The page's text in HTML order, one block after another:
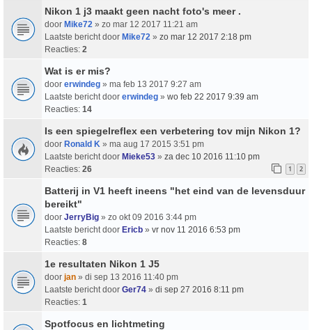
Nikon 1 j3 maakt geen nacht foto's meer .
door Mike72 » zo mar 12 2017 11:21 am
Laatste bericht door Mike72 » zo mar 12 2017 2:18 pm
Reacties: 2
Wat is er mis?
door erwindeg » ma feb 13 2017 9:27 am
Laatste bericht door erwindeg » wo feb 22 2017 9:39 am
Reacties: 14
Is een spiegelreflex een verbetering tov mijn Nikon 1?
door Ronald K » ma aug 17 2015 3:51 pm
Laatste bericht door Mieke53 » za dec 10 2016 11:10 pm
Reacties: 26 1 2
Batterij in V1 heeft ineens "het eind van de levensduur
bereikt"
door JerryBig » zo okt 09 2016 3:44 pm
Laatste bericht door Ericb » vr nov 11 2016 6:53 pm
Reacties: 8
1e resultaten Nikon 1 J5
door jan » di sep 13 2016 11:40 pm
Laatste bericht door Ger74 » di sep 27 2016 8:11 pm
Reacties: 1
Spotfocus en lichtmeting